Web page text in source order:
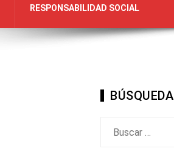
RESPONSABILIDAD SOCIAL
BÚSQUEDA